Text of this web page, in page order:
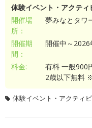
体験イベント・アクテ
開催場
所：
夢みなとタワ
開催期
間：
開催中～
料金:
有料 一般900
2歳以下無料
体験イベント・アクティ